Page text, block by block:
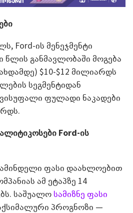
Ford-ის მენეჯმენტი
განმავლობაში მოგება
$10-$12 მილიარდს
სეგმენტიდან
ფულადი ნაკადები
Ford-ის
ფასი დაახლოებით
ამ ეტაპზე 14
საშუალო სამიზნე ფასი
პროგნოზი —